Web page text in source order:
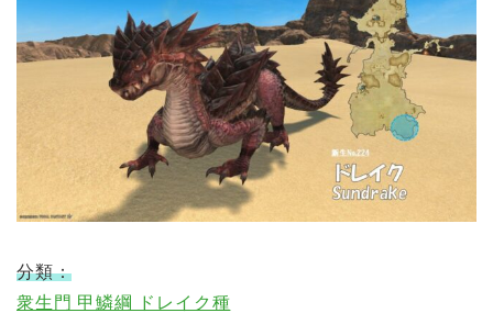
分類：
衆生門 甲鱗綱 ドレイク種